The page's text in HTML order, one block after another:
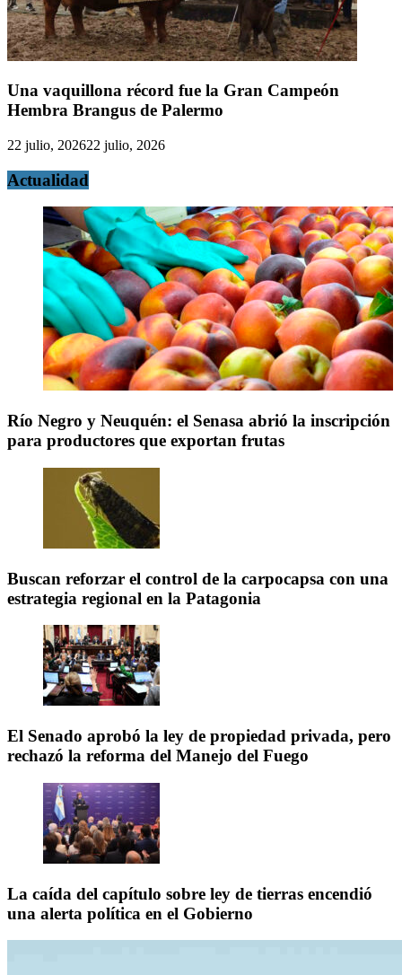
Una vaquillona récord fue la Gran Campeón
Hembra Brangus de Palermo
22 julio, 202622 julio, 2026
Actualidad
Río Negro y Neuquén: el Senasa abrió la inscripción
para productores que exportan frutas
Buscan reforzar el control de la carpocapsa con una
estrategia regional en la Patagonia
El Senado aprobó la ley de propiedad privada, pero
rechazó la reforma del Manejo del Fuego
La caída del capítulo sobre ley de tierras encendió
una alerta política en el Gobierno